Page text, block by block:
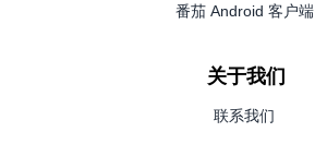
番茄 Android 客户端
关于我们
联系我们